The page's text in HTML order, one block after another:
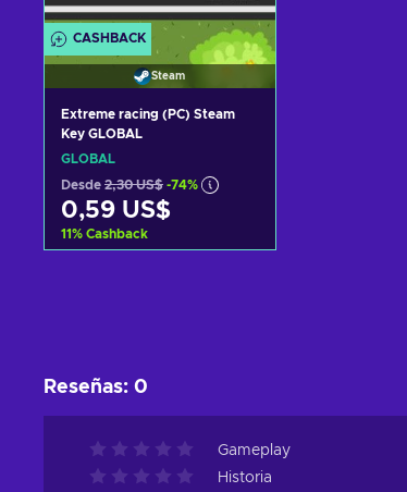
CASHBACK
Steam
Extreme racing (PC) Steam
Key GLOBAL
GLOBAL
Desde 2,30 US$ -74%
0,59 US$
11% Cashback
Reseñas: 0
Gameplay
Historia